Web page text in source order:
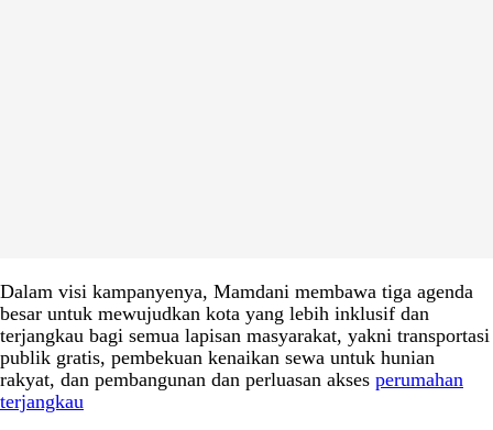
Dalam visi kampanyenya, Mamdani membawa tiga agenda
besar untuk mewujudkan kota yang lebih inklusif dan
terjangkau bagi semua lapisan masyarakat, yakni transportasi
publik gratis, pembekuan kenaikan sewa untuk hunian
rakyat, dan pembangunan dan perluasan akses perumahan
terjangkau